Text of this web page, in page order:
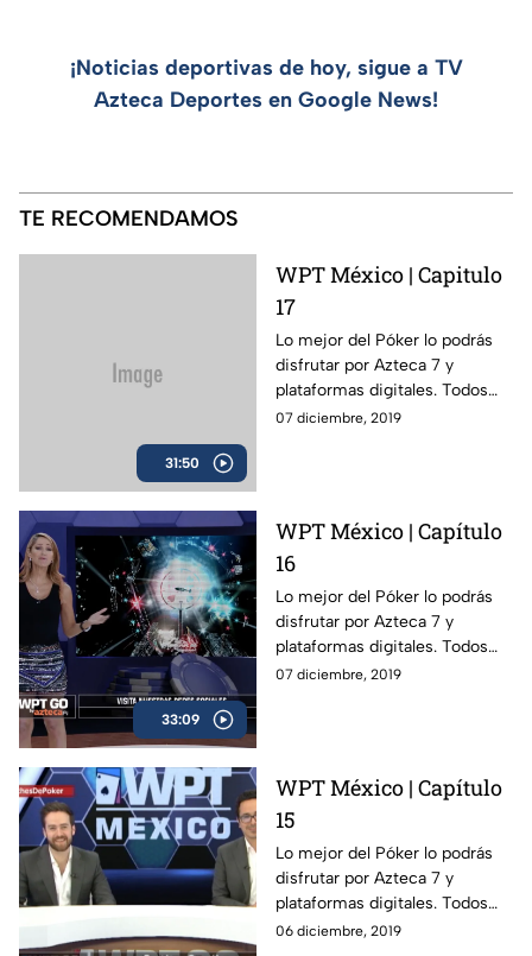
¡Noticias deportivas de hoy, sigue a TV
Azteca Deportes en Google News!
TE RECOMENDAMOS
31:50
WPT México | Capitulo
17
Lo mejor del Póker lo podrás
disfrutar por Azteca 7 y
plataformas digitales. Todos
los viernes a las 11 PM.
07 diciembre, 2019
33:09
WPT México | Capítulo
16
Lo mejor del Póker lo podrás
disfrutar por Azteca 7 y
plataformas digitales. Todos
los viernes a las 11 PM.
07 diciembre, 2019
WPT México | Capítulo
15
Lo mejor del Póker lo podrás
disfrutar por Azteca 7 y
plataformas digitales. Todos
los viernes a las 11 PM.
06 diciembre, 2019